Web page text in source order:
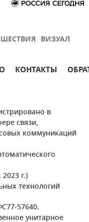
ВИЗУАЛ
КОНТАКТЫ
в
связи,
коммуникаций
г.)
технологий
57640.
унитарное